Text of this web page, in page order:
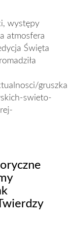
występy
atmosfera
Święta
swieto-